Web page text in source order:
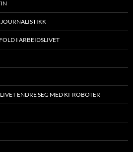
I ARBEIDSLIVET
ENDRE SEG MED KI-ROBOTER